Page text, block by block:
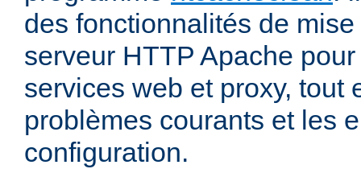
des fonctionnalités de
serveur HTTP Apache
services web et proxy, tout
problèmes courants et les
configuration.